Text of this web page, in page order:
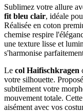
Sublimez votre allure
fit bleu clair, idéale
Réalisée en coton
chemise respire
une texture lisse et
s'harmonise
Le col Haifischkragen
votre silhouette.
subtilement votre
mouvement totale.
aisément avec vos